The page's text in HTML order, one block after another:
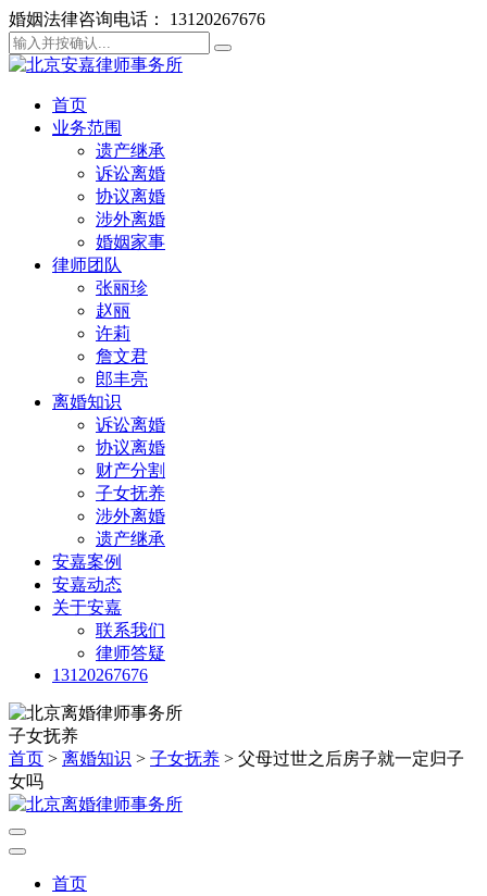
婚姻法律咨询电话： 13120267676
首页
业务范围
遗产继承
诉讼离婚
协议离婚
涉外离婚
婚姻家事
律师团队
张丽珍
赵丽
许莉
詹文君
郎丰亮
离婚知识
诉讼离婚
协议离婚
财产分割
子女抚养
涉外离婚
遗产继承
安嘉案例
安嘉动态
关于安嘉
联系我们
律师答疑
13120267676
子女抚养
首页 > 离婚知识 > 子女抚养 > 父母过世之后房子就一定归子
女吗
首页